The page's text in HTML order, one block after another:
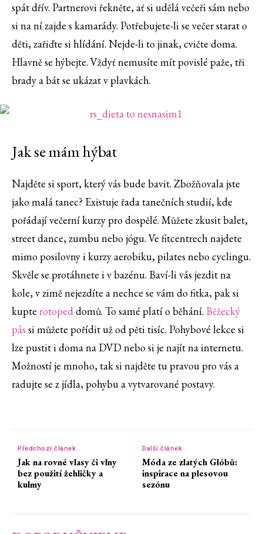
spát dřív. Partnerovi řekněte, ať si udělá večeři sám nebo
si na ní zajde s kamarády. Potřebujete-li se večer starat o
děti, zařiďte si hlídání. Nejde-li to jinak, cvičte doma.
Hlavně se hýbejte. Vždyť nemusíte mít povislé paže, tři
brady a bát se ukázat v plavkách.
Jak se mám hýbat
Najděte si sport, který vás bude bavit. Zbožňovala jste
jako malá tanec? Existuje řada tanečních studií, kde
pořádají večerní kurzy pro dospělé. Můžete zkusit balet,
street dance, zumbu nebo jógu. Ve fitcentrech najdete
mimo posilovny i kurzy aerobiku, pilates nebo cyclingu.
Skvěle se protáhnete i v bazénu. Baví-li vás jezdit na
kole, v zimě nejezdíte a nechce se vám do fitka, pak si
kupte rotopeddomů. To samé platí o běhání. Běžecký
pás si můžete pořídit už od pěti tisíc. Pohybové lekce si
lze pustit i doma na DVD nebo si je najít na internetu.
Možností je mnoho, tak si najděte tu pravou pro vás a
radujte se z jídla, pohybu a vytvarované postavy.
Předchozí článek
Jak na rovné vlasy či vlny
bez použití žehličky a
kulmy
Další článek
Móda ze zlatých Glóbů:
inspirace na plesovou
sezónu